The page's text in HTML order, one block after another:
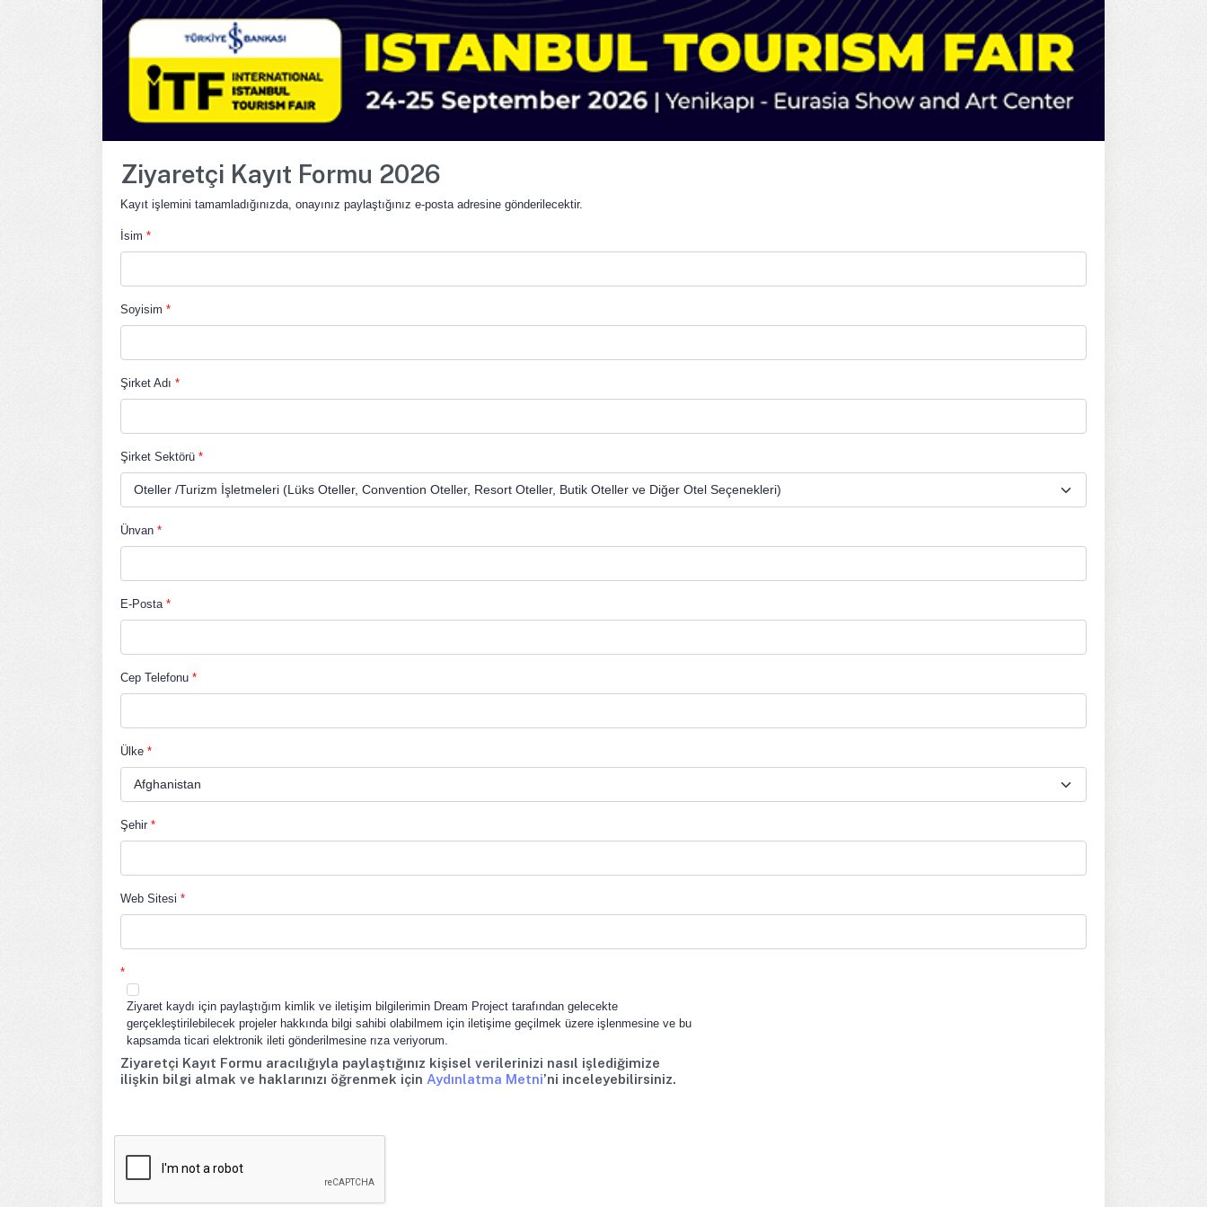
Ziyaretçi Kayıt Formu 2026
Kayıt işlemini tamamladığınızda, onayınız paylaştığınız e-posta adresine gönderilecektir.
İsim *
Soyisim *
Şirket Adı *
Şirket Sektörü *
Ünvan *
E-Posta *
Cep Telefonu *
Ülke *
Şehir *
Web Sitesi *
*
Ziyaret kaydı için paylaştığım kimlik ve iletişim bilgilerimin Dream Project tarafından gelecekte
gerçekleştirilebilecek projeler hakkında bilgi sahibi olabilmem için iletişime geçilmek üzere işlenmesine ve bu
kapsamda ticari elektronik ileti gönderilmesine rıza veriyorum.
Ziyaretçi Kayıt Formu aracılığıyla paylaştığınız kişisel verilerinizi nasıl işlediğimize
ilişkin bilgi almak ve haklarınızı öğrenmek için Aydınlatma Metni’ni inceleyebilirsiniz.